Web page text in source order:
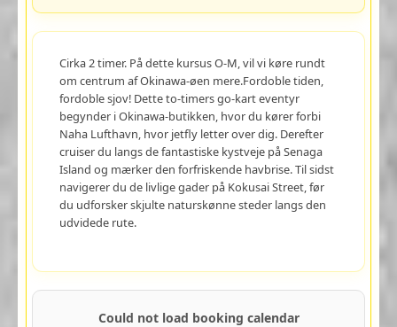
Cirka 2 timer. På dette kursus O-M, vil vi køre rundt
om centrum af Okinawa-øen mere.Fordoble tiden,
fordoble sjov! Dette to-timers go-kart eventyr
begynder i Okinawa-butikken, hvor du kører forbi
Naha Lufthavn, hvor jetfly letter over dig. Derefter
cruiser du langs de fantastiske kystveje på Senaga
Island og mærker den forfriskende havbrise. Til sidst
navigerer du de livlige gader på Kokusai Street, før
du udforsker skjulte naturskønne steder langs den
udvidede rute.
Could not load booking calendar